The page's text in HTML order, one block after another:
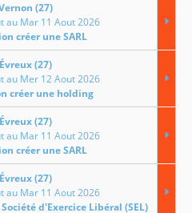
(27)
au Mar 11 Aout 2026
créer une SARL
Évreux (27)
au Mer 12 Aout 2026
créer une holding
Évreux (27)
au Mar 11 Aout 2026
créer une SARL
Évreux (27)
au Mar 11 Aout 2026
d'Exercice Libéral (SEL)